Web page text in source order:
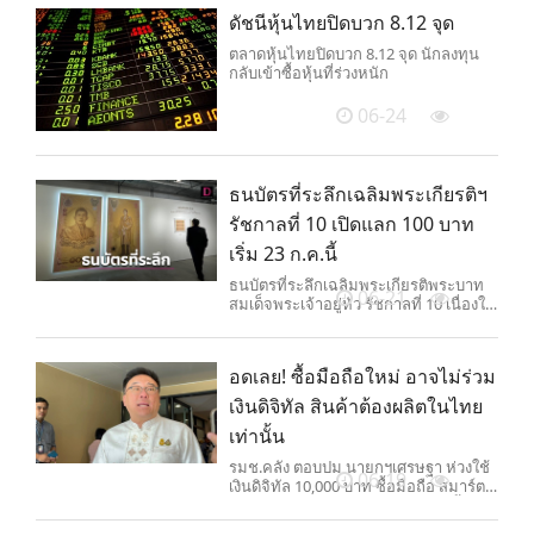
ดัชนีหุ้นไทยปิดบวก 8.12 จุด
ตลาดหุ้นไทยปิดบวก 8.12 จุด นักลงทุน
กลับเข้าซื้อหุ้นที่ร่วงหนัก
06-24
ธนบัตรที่ระลึกเฉลิมพระเกียรติฯ
รัชกาลที่ 10 เปิดแลก 100 บาท
เริ่ม 23 ก.ค.นี้
ธนบัตรที่ระลึกเฉลิมพระเกียรติพระบาท
สมเด็จพระเจ้าอยู่หัว รัชกาลที่ 10 เนื่องใน
พระชนมพรรษา 6 รอบ 28 กรกฎาคม
2567 ชนิดราคา 100 บาท เปิดขอแลก
ตั้งแต่วันที่ 23 กรกฎาคม 2567
06-21
อดเลย! ซื้อมือถือใหม่ อาจไม่ร่วม
เงินดิจิทัล สินค้าต้องผลิตในไทย
เท่านั้น
รมช.คลัง ตอบปม นายกฯเศรษฐา ห่วงใช้
เงินดิจิทัล 10,000 บาท ซื้อมือถือ สมาร์ต
สินค้าในประเทศเท่านั้น คาดได้ข้อสรุป
06-19